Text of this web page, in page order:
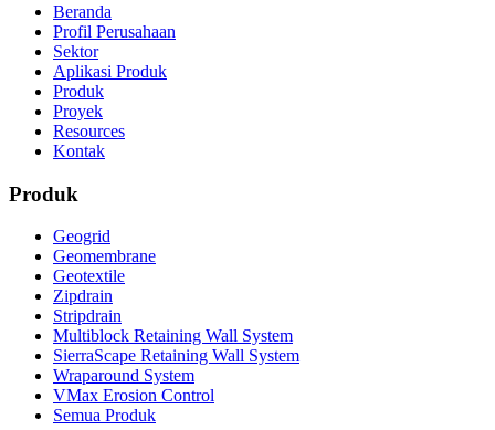
Beranda
Profil Perusahaan
Sektor
Aplikasi Produk
Produk
Proyek
Resources
Kontak
Produk
Geogrid
Geomembrane
Geotextile
Zipdrain
Stripdrain
Multiblock Retaining Wall System
SierraScape Retaining Wall System
Wraparound System
VMax Erosion Control
Semua Produk